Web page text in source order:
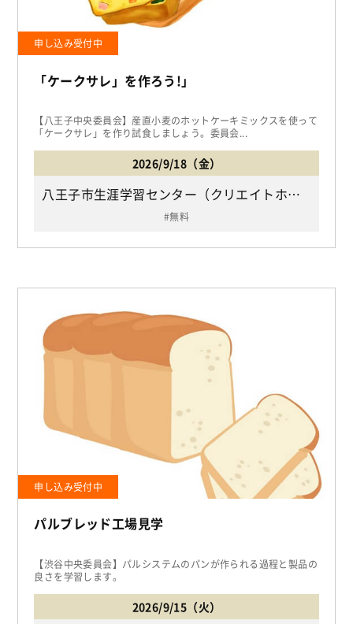
申し込み受付中
「ケークサレ」を作ろう!」
【八王子中央委員会】産直小麦のホットケーキミックスを使って
「ケークサレ」を作り試食しましょう。委員会...
2026/9/18（金）
八王子市生涯学習センター（クリエイトホール） 9F調理講習室（JR「八王子駅」下車北口より徒歩5分/八王子市東町5-6）
無料
申し込み受付中
パルブレッド工場見学
【渋谷中央委員会】パルシステムのパンが作られる過程と製品の
良さを学習します。
2026/9/15（火）